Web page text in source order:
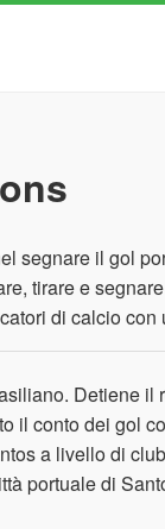
segnare il gol
tirare e
di calcio
Detiene il
il conto dei gol
a livello di
portuale di